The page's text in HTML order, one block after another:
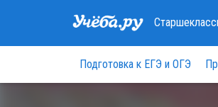
Подготовка к ЕГЭ и ОГЭ